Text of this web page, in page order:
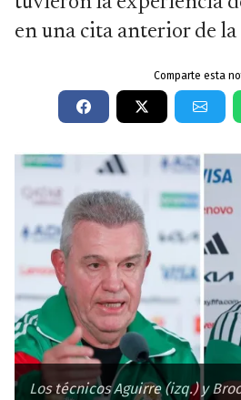
en una cita anterior de
Comparte esta
Los técnicos Aguirre (izq.) y